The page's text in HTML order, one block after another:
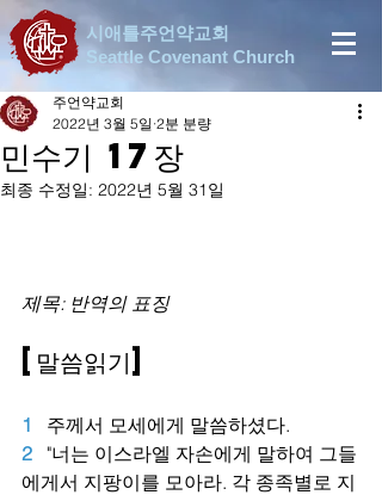
시애틀주언약교회
Seattle Covenant Church
민수기 17장
주언약교회
2022년 3월 5일 2분 분량
최종 수정일: 2022년 5월 31일
제목: 반역의 표징
[말씀읽기]
1 주께서 모세에게 말씀하셨다.
2 "너는 이스라엘 자손에게 말하여 그들
에게서 지팡이를 모아라. 각 종족별로 지